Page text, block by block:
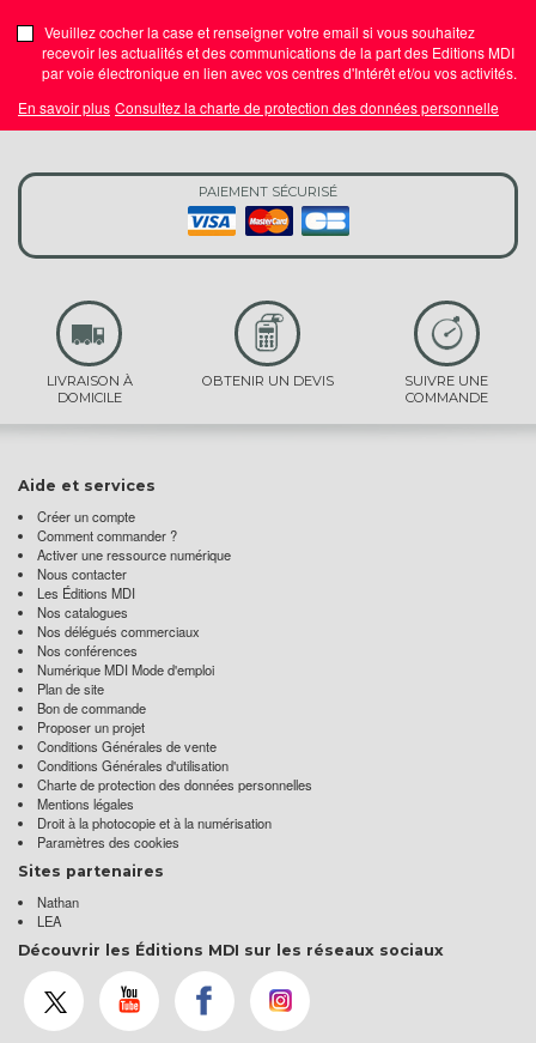
Veuillez cocher la case et renseigner votre email si vous souhaitez
recevoir les actualités et des communications de la part des Editions MDI
par voie électronique en lien avec vos centres d'Intérêt et/ou vos activités.
En savoir plus Consultez la charte de protection des données personnelle
PAIEMENT SÉCURISÉ
LIVRAISON À
DOMICILE
OBTENIR UN DEVIS
SUIVRE UNE
COMMANDE
Aide et services
Créer un compte
Comment commander ?
Activer une ressource numérique
Nous contacter
Les Éditions MDI
Nos catalogues
Nos délégués commerciaux
Nos conférences
Numérique MDI Mode d'emploi
Plan de site
Bon de commande
Proposer un projet
Conditions Générales de vente
Conditions Générales d'utilisation
Charte de protection des données personnelles
Mentions légales
Droit à la photocopie et à la numérisation
Paramètres des cookies
Sites partenaires
Nathan
LEA
Découvrir les Éditions MDI sur les réseaux sociaux